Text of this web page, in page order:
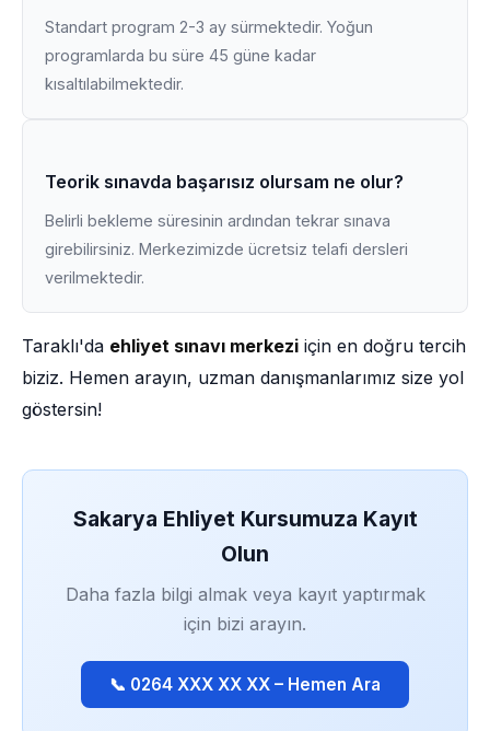
Standart program 2-3 ay sürmektedir. Yoğun
programlarda bu süre 45 güne kadar
kısaltılabilmektedir.
Teorik sınavda başarısız olursam ne olur?
Belirli bekleme süresinin ardından tekrar sınava
girebilirsiniz. Merkezimizde ücretsiz telafi dersleri
verilmektedir.
Taraklı'da ehliyet sınavı merkezi için en doğru tercih
biziz. Hemen arayın, uzman danışmanlarımız size yol
göstersin!
Sakarya Ehliyet Kursumuza Kayıt
Olun
Daha fazla bilgi almak veya kayıt yaptırmak
için bizi arayın.
📞 0264 XXX XX XX – Hemen Ara